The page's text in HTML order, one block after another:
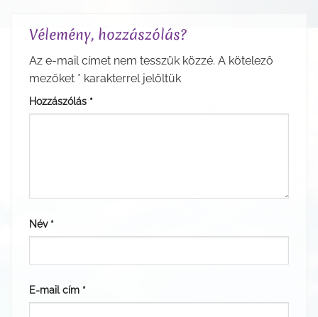
Vélemény, hozzászólás?
Az e-mail címet nem tesszük közzé. A kötelező
mezőket * karakterrel jelöltük
Hozzászólás *
Név *
E-mail cím *